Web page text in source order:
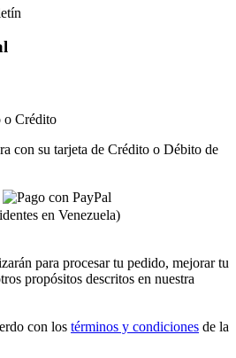
o Crédito
con su tarjeta de Crédito o Débito de
en Venezuela)
para procesar tu pedido, mejorar tu
propósitos descritos en nuestra
con los términos y condiciones de la